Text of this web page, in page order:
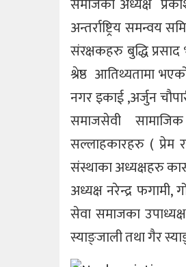
समाजका अध्यक्ष
अन्तर्राष्ट्रिय
संरक्षकहरु बुद्धि
श्रेष्ठ आतिथ्यतामा
नगर इकाई ,अर्जुन
समाजसेवी सामाजिक
सल्लाहकारहरु ( प्रेम
संस्थाका अध्यक्षहरु
अध्यक्ष नरेन्द्र फगामी,
सेवा समाजका
स्याङ्जाली तथा गैर